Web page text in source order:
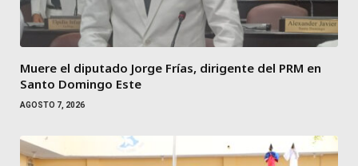
Muere el diputado Jorge Frías, dirigente del PRM en
Santo Domingo Este
AGOSTO 7, 2026